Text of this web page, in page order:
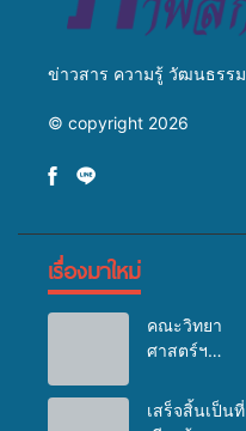
ข่าวสาร ความรู้ วัฒนธรรม
© copyright 2026
เรื่องมาใหม่
คณะวิทยา
ศาสตร์ฯ
ลงพื้นที่
ต.คูหาใต้
เสร็จสิ้นเป็นที่